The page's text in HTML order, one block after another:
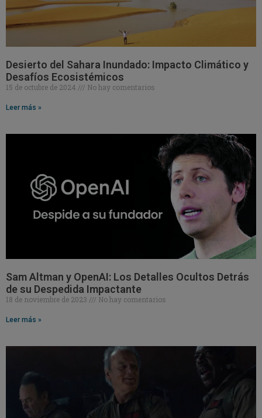
Desierto del Sahara Inundado: Impacto Climático y
Desafíos Ecosistémicos
15 de octubre de 2024 No hay comentarios
Leer más »
Sam Altman y OpenAI: Los Detalles Ocultos Detrás
de su Despedida Impactante
18 de noviembre de 2023 No hay comentarios
Leer más »